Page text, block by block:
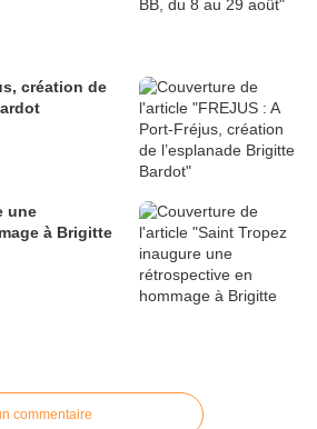
création de
une
à Brigitte
commentaire